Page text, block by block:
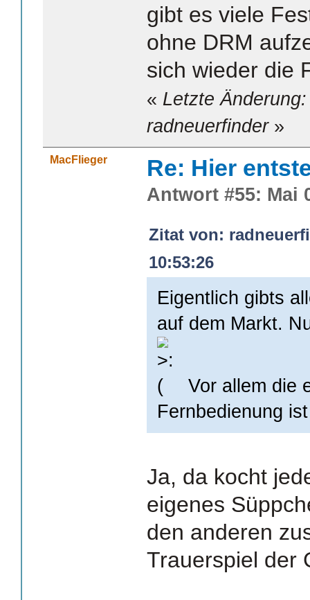
gibt es viele
ohne DRM
sich wieder die
« Letzte
radneuerfinder»
MacFlieger Re: Hier
Antwort #55: Mai
Zitat von:
10:53:26
Eigentlich gibts
auf dem Markt.
Vor allem die
Fernbedienung
Ja, da kocht
eigenes
den anderen
Trauerspiel der